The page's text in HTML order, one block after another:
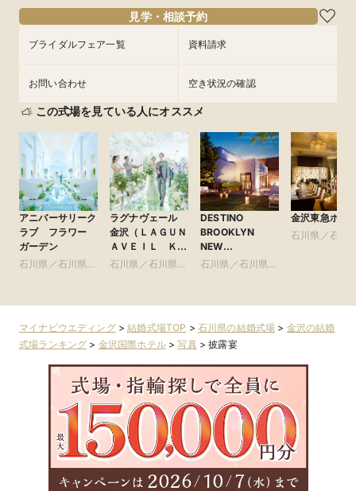
見学・相談予約
ブライダルフェア一覧 資料請求
お問い合わせ 空き状況の確認
この式場を見ている人にオススメ
アニバーサリーク
ラブ フラワー
ガーデン
石川県／石川県全
ラグナヴェール
金沢（ＬＡＧＵＮ
ＡＶＥＩＬ ＫＡ
ＮＡＺＡＷＡ）
石川県／石川県全
DESTINO
BROOKLYN
NEW
YORK（ディス
ヨーク）
石川県／石川県全
金沢東急ホテ
石川県／石川
マイナビウエディング>結婚式場TOP > 石川県の結婚式場 > 金沢の結婚
式場ランキング > 金沢国際ホテル>写真 >披露宴